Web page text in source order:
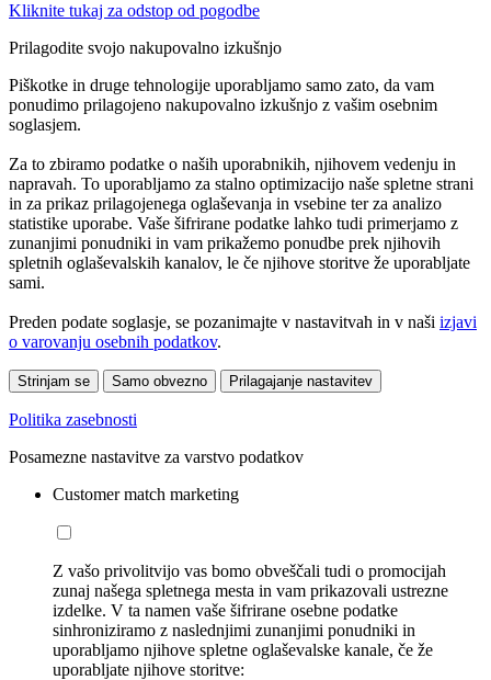
Kliknite tukaj za odstop od pogodbe
Prilagodite svojo nakupovalno izkušnjo
Piškotke in druge tehnologije uporabljamo samo zato, da vam
ponudimo prilagojeno nakupovalno izkušnjo z vašim osebnim
soglasjem.
Za to zbiramo podatke o naših uporabnikih, njihovem vedenju in
napravah. To uporabljamo za stalno optimizacijo naše spletne strani
in za prikaz prilagojenega oglaševanja in vsebine ter za analizo
statistike uporabe. Vaše šifrirane podatke lahko tudi primerjamo z
zunanjimi ponudniki in vam prikažemo ponudbe prek njihovih
spletnih oglaševalskih kanalov, le če njihove storitve že uporabljate
sami.
Preden podate soglasje, se pozanimajte v nastavitvah in v naši izjavi
o varovanju osebnih podatkov.
Strinjam se Samo obvezno Prilagajanje nastavitev
Politika zasebnosti
Posamezne nastavitve za varstvo podatkov
Customer match marketing
Z vašo privolitvijo vas bomo obveščali tudi o promocijah
zunaj našega spletnega mesta in vam prikazovali ustrezne
izdelke. V ta namen vaše šifrirane osebne podatke
sinhroniziramo z naslednjimi zunanjimi ponudniki in
uporabljamo njihove spletne oglaševalske kanale, če že
uporabljate njihove storitve: